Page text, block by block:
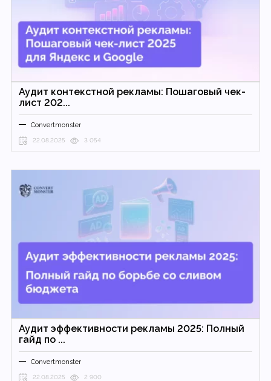
Аудит контекстной рекламы: Пошаговый чек-
лист 202...
Convertmonster
22.08.2025 3 054
Аудит эффективности рекламы 2025: Полный
гайд по ...
Convertmonster
22.08.2025 2 900